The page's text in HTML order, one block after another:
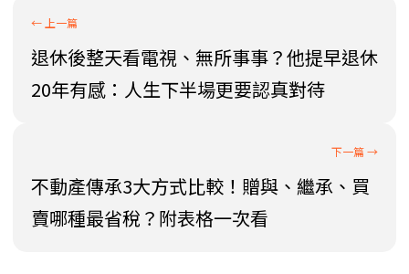
退休後整天看電視、無所事事？他提早退休
20年有感：人生下半場更要認真對待
不動產傳承3大方式比較！贈與、繼承、買
賣哪種最省稅？附表格一次看